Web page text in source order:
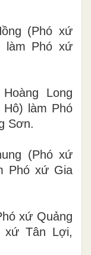
(Phó xứ
làm Phó xứ
Long
làm Phó
Sơn.
(Phó xứ
Phó xứ Gia
xứ Quảng
Tân Lợi,